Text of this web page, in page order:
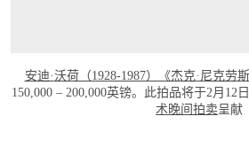
安迪·沃荷（1928-1987）《杰克·尼克劳
150,000 – 200,000英镑。此拍品将于2月12
术晚间拍卖呈献